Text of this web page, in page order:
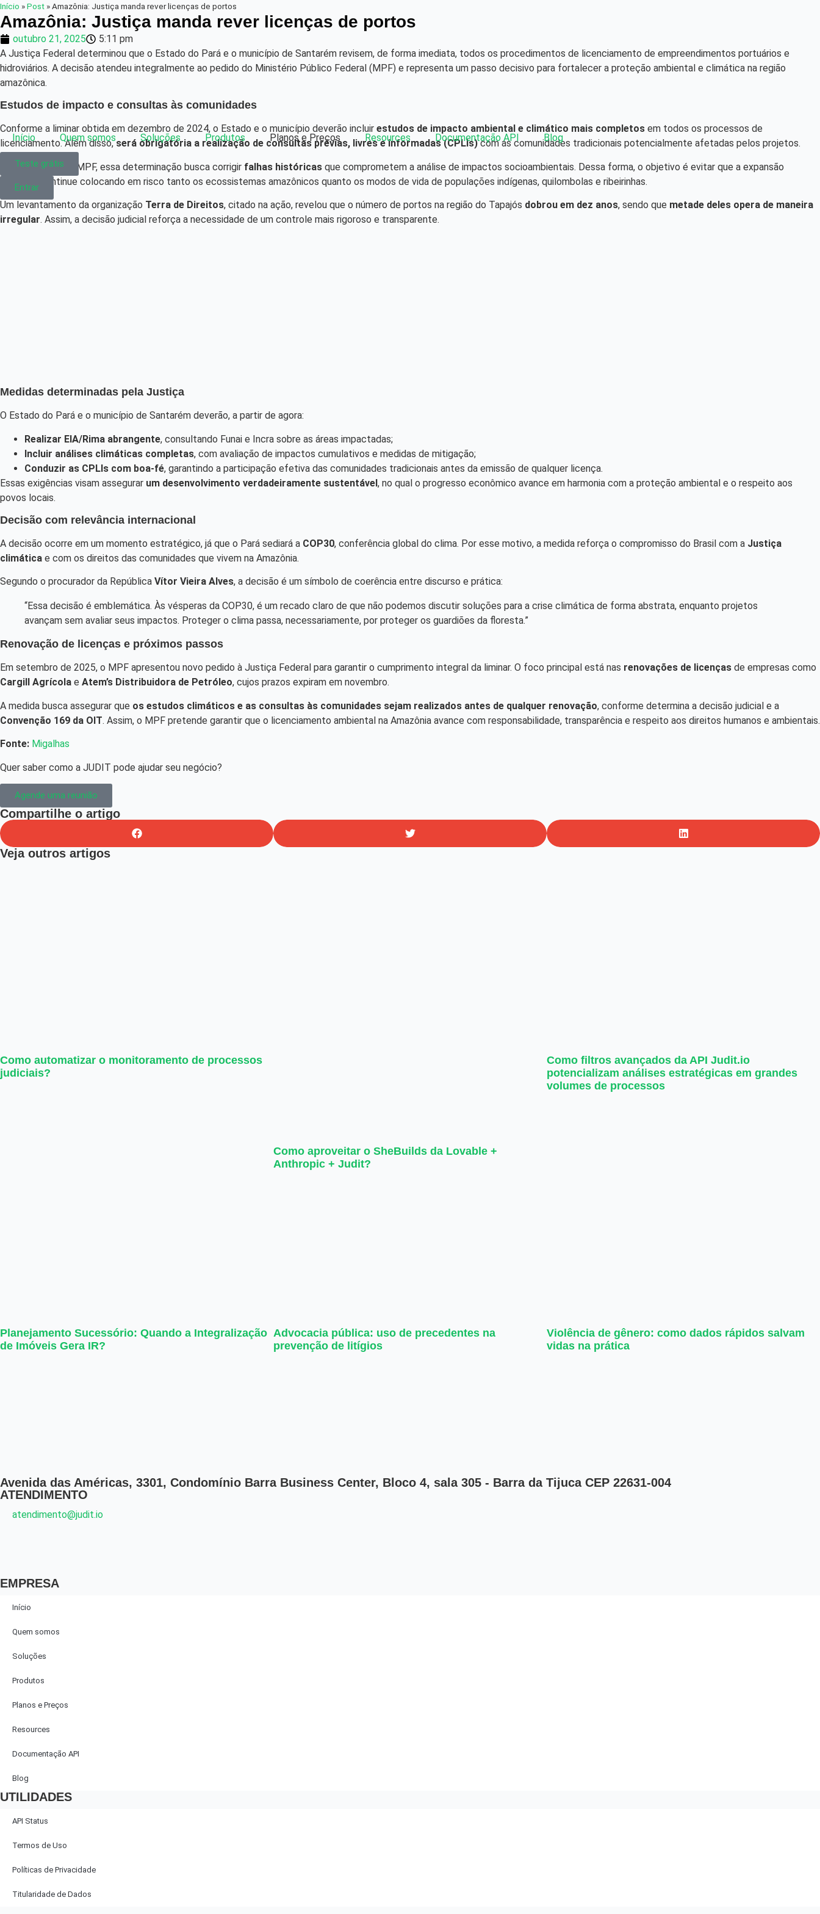
Início Quem somos Soluções Produtos Planos e Preços Resources Documentação API Blog
Teste grátis
Entrar
Início »Post »Amazônia: Justiça manda rever licenças de portos
Amazônia: Justiça manda rever licenças de portos
outubro 21, 2025
5:11 pm
A Justiça Federal determinou que o Estado do Pará e o município de Santarém revisem, de forma imediata, todos os procedimentos de licenciamento de empreendimentos portuários e
hidroviários. A decisão atendeu integralmente ao pedido do Ministério Público Federal (MPF) e representa um passo decisivo para fortalecer a proteção ambiental e climática na região
amazônica.
Estudos de impacto e consultas às comunidades
Conforme a liminar obtida em dezembro de 2024, o Estado e o município deverão incluir estudos de impacto ambiental e climático mais completos em todos os processos de
licenciamento. Além disso,será obrigatória a realização de consultas prévias, livres e informadas (CPLIs)com as comunidades tradicionais potencialmente afetadas pelos projetos.
De acordo com o MPF, essa determinação busca corrigir falhas históricas que comprometem a análise de impactos socioambientais. Dessa forma, o objetivo é evitar que a expansão
portuária continue colocando em risco tanto os ecossistemas amazônicos quanto os modos de vida de populações indígenas, quilombolas e ribeirinhas.
Um levantamento da organização Terra de Direitos, citado na ação, revelou que o número de portos na região do Tapajós dobrou em dez anos, sendo que metade deles opera de maneira
irregular. Assim, a decisão judicial reforça a necessidade de um controle mais rigoroso e transparente.
Medidas determinadas pela Justiça
O Estado do Pará e o município de Santarém deverão, a partir de agora:
Realizar EIA/Rima abrangente, consultando Funai e Incra sobre as áreas impactadas;
Incluir análises climáticas completas, com avaliação de impactos cumulativos e medidas de mitigação;
Conduzir as CPLIs com boa-fé, garantindo a participação efetiva das comunidades tradicionais antes da emissão de qualquer licença.
Essas exigências visam assegurar um desenvolvimento verdadeiramente sustentável, no qual o progresso econômico avance em harmonia com a proteção ambiental e o respeito aos
povos locais.
Decisão com relevância internacional
A decisão ocorre em um momento estratégico, já que o Pará sediará a COP30, conferência global do clima. Por esse motivo, a medida reforça o compromisso do Brasil com a Justiça
climática e com os direitos das comunidades que vivem na Amazônia.
Segundo o procurador da República Vítor Vieira Alves, a decisão é um símbolo de coerência entre discurso e prática:
“Essa decisão é emblemática. Às vésperas da COP30, é um recado claro de que não podemos discutir soluções para a crise climática de forma abstrata, enquanto projetos
avançam sem avaliar seus impactos. Proteger o clima passa, necessariamente, por proteger os guardiões da floresta.”
Renovação de licenças e próximos passos
Em setembro de 2025, o MPF apresentou novo pedido à Justiça Federal para garantir o cumprimento integral da liminar. O foco principal está nas renovações de licenças de empresas como
Cargill Agrícola e Atem’s Distribuidora de Petróleo, cujos prazos expiram em novembro.
A medida busca assegurar que os estudos climáticos e as consultas às comunidades sejam realizados antes de qualquer renovação, conforme determina a decisão judicial e a
Convenção 169 da OIT. Assim, o MPF pretende garantir que o licenciamento ambiental na Amazônia avance com responsabilidade, transparência e respeito aos direitos humanos e ambientais.
Fonte: Migalhas
Quer saber como a JUDIT pode ajudar seu negócio?
Agende uma reunião
Compartilhe o artigo
Veja outros artigos
Como automatizar o monitoramento de processos
judiciais?
Como aproveitar o SheBuilds da Lovable +
Anthropic + Judit?
Como filtros avançados da API Judit.io
potencializam análises estratégicas em grandes
volumes de processos
Planejamento Sucessório: Quando a Integralização
de Imóveis Gera IR?
Advocacia pública: uso de precedentes na
prevenção de litígios
Violência de gênero: como dados rápidos salvam
vidas na prática
Avenida das Américas, 3301, Condomínio Barra Business Center, Bloco 4, sala 305 - Barra da Tijuca CEP 22631-004
ATENDIMENTO
atendimento@judit.io
EMPRESA
Início
Quem somos
Soluções
Produtos
Planos e Preços
Resources
Documentação API
Blog
UTILIDADES
API Status
Termos de Uso
Políticas de Privacidade
Titularidade de Dados